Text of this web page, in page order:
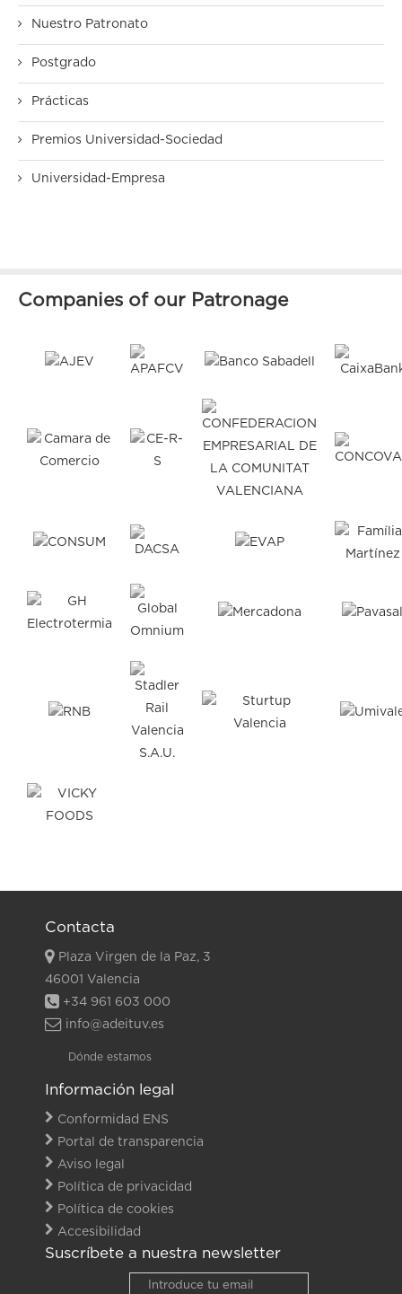
Nuestro Patronato
Postgrado
Prácticas
Premios Universidad-Sociedad
Universidad-Empresa
Companies of our Patronage
Contacta
Plaza Virgen de la Paz, 3
46001 Valencia
+34 961 603 000
info@adeituv.es
Dónde estamos
Información legal
Conformidad ENS
Portal de transparencia
Aviso legal
Política de privacidad
Política de cookies
Accesibilidad
Suscríbete a nuestra newsletter